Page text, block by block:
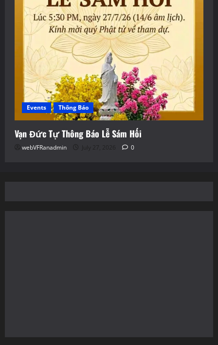
Events Thông Báo
Vạn Đức Tự Thông Báo Lễ Sám Hối
webVFRanadmin July 27, 2026 0